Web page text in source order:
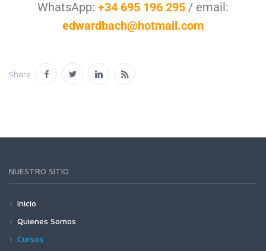
WhatsApp: +34 695 196 295 / email:
edwardbach@hotmail.com
Share
NUESTRO SITIO
Inicio
Quienes Somos
Cursos